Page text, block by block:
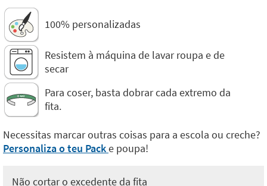
100% personalizadas
Resistem à máquina de lavar roupa e de
secar
Para coser, basta dobrar cada extremo da
fita.
Necessitas marcar outras coisas para a escola ou creche?
Personaliza o teu Packe poupa!
Não cortar o excedente da fita